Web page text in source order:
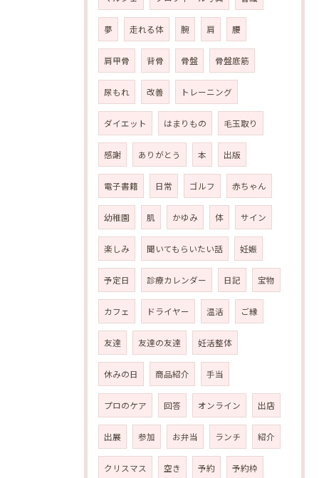
夢 走れる体 腕 肩 腰
肩甲骨 背骨 骨盤 骨盤底筋
尿もれ 改善 トレーニング
ダイエット はまりもの 毛玉取り
感謝 ありがとう 本 出版
電子書籍 日常 ゴルフ 赤ちゃん
幼稚園 肌 かゆみ 体 サイン
楽しみ 聞いてもらいたい話 妊娠
予定日 診療カレンダー 日記 宝物
カフェ ドライヤー 温活 ご縁
友達 友達の友達 妊活整体
休みの日 商品紹介 手当
プロのケア 回答 オンライン 出店
出展 参加 お弁当 ランチ 紹介
クリスマス 空き 予約 予約枠